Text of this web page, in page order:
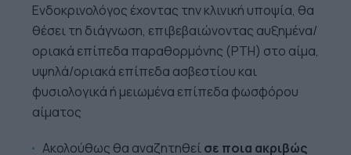
Ενδοκρινολόγος έχοντας την κλινική υποψία, θα
θέσει τη διάγνωση, επιβεβαιώνοντας αυξημένα/
οριακά επίπεδα παραθορμόνης (PTH) στο αίμα,
υψηλά/οριακά επίπεδα ασβεστίου και
φυσιολογικά ή μειωμένα επίπεδα φωσφόρου
αίματος
Ακολούθως θα αναζητηθείσε ποια ακριβώς